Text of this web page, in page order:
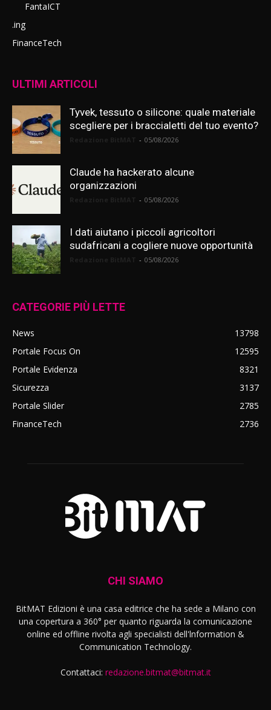
FantaICT
.ing
FinanceTech
ULTIMI ARTICOLI
Tyvek, tessuto o silicone: quale materiale
scegliere per i braccialetti del tuo evento?
- 05/08/2026
Claude ha hackerato alcune
organizzazioni
- 05/08/2026
I dati aiutano i piccoli agricoltori
sudafricani a cogliere nuove opportunità
- 05/08/2026
CATEGORIE PIÙ LETTE
News
13798
Portale Focus On
12595
Portale Evidenza
8321
Sicurezza
3137
Portale Slider
2785
FinanceTech
2736
CHI SIAMO
BitMAT Edizioni è una casa editrice che ha sede a Milano con
una copertura a 360° per quanto riguarda la comunicazione
online ed offline rivolta agli specialisti dell'lnformation &
Communication Technology.
Contattaci: redazione.bitmat@bitmat.it